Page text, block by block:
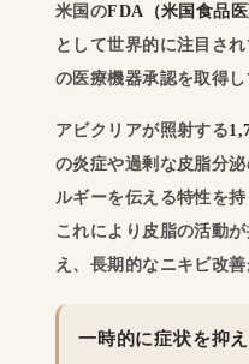
米国のFDA（米国食品医
として世界的に注目さ
の医療機器承認を取得し
アビクリアが照射する
の炎症や過剰な皮脂分
ルギーを伝える特性を持
これにより皮脂の活動
え、長期的なニキビ改善
一時的に症状を抑